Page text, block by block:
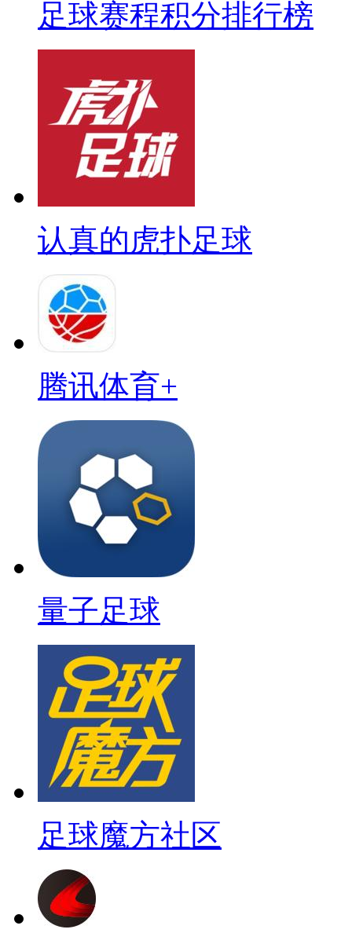
足球赛程积分排行榜
认真的虎扑足球
腾讯体育+
量子足球
足球魔方社区